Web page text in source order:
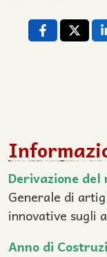
Derivazione del
Generale di
innovative sugli
Anno di